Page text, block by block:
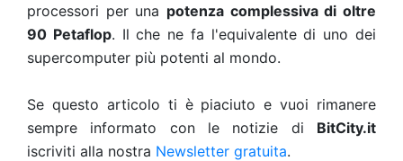
processori per una potenza complessiva di oltre
90 Petaflop. Il che ne fa l'equivalente di uno dei
supercomputer più potenti al mondo.
Se questo articolo ti è piaciuto e vuoi rimanere
sempre informato con le notizie di BitCity.it
iscriviti alla nostra Newsletter gratuita.